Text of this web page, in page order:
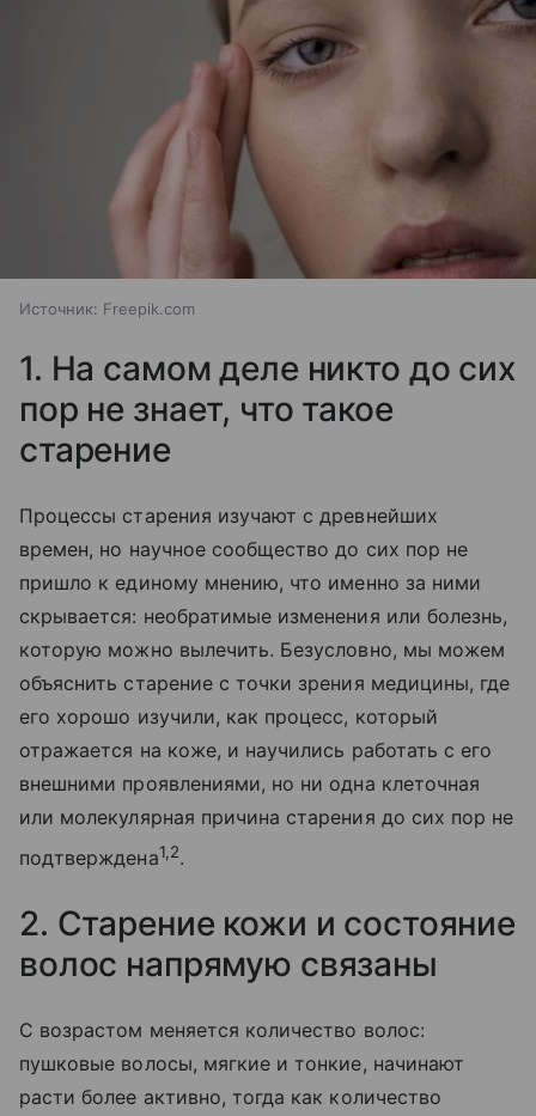
Источник: Freepik.com
1. На самом деле никто до сих
пор не знает, что такое
старение
Процессы старения изучают с древнейших
времен, но научное сообщество до сих пор не
пришло к единому мнению, что именно за ними
скрывается: необратимые изменения или болезнь,
которую можно вылечить. Безусловно, мы можем
объяснить старение с точки зрения медицины, где
его хорошо изучили, как процесс, который
отражается на коже, и научились работать с его
внешними проявлениями, но ни одна клеточная
или молекулярная причина старения до сих пор не
подтверждена1,2.
2. Старение кожи и состояние
волос напрямую связаны
С возрастом меняется количество волос:
пушковые волосы, мягкие и тонкие, начинают
расти более активно, тогда как количество